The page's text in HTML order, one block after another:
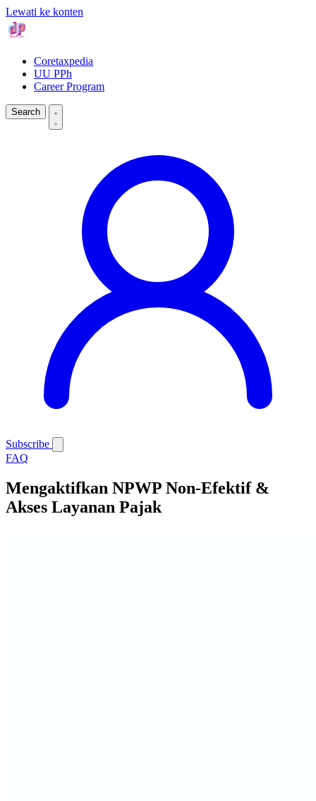
Lewati ke konten
Coretaxpedia
UU PPh
Career Program
Search
Subscribe
FAQ
Mengaktifkan NPWP Non-Efektif &
Akses Layanan Pajak